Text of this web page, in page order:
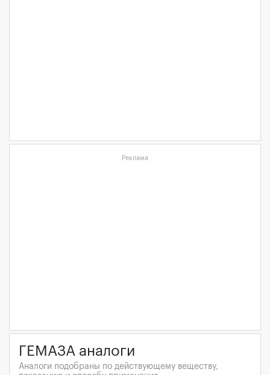
Реклама
ГЕМАЗА аналоги
Аналоги подобраны по действующему веществу,